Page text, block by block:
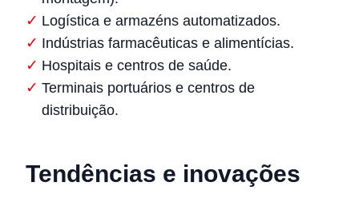
Logística e armazéns automatizados.
Indústrias farmacêuticas e alimentícias.
Hospitais e centros de saúde.
Terminais portuários e centros de
distribuição.
Tendências e inovações